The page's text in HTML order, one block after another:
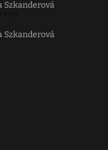
Szkanderová
Szkanderová